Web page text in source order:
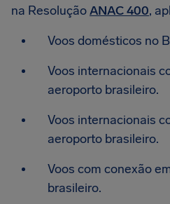
na ResoluçãoANAC 400,
Voos domésticos no
Voos internacionais
aeroporto brasileiro.
Voos internacionais
aeroporto brasileiro.
Voos com conexão
brasileiro.